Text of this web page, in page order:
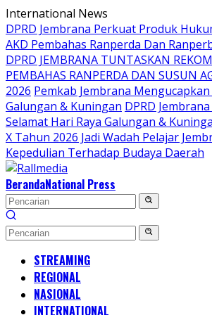
Langsung
ke
konten
International News
DPRD Jembrana Perkuat Produk
AKD Pembahas Ranperda Dan
DPRD JEMBRANA TUNTASKAN
PEMBAHAS RANPERDA DAN SUSUN
2026 Pemkab Jembrana
Galungan & Kuningan DPRD
Selamat Hari Raya Galungan &
X Tahun 2026 Jadi Wadah Pelajar
Kepedulian Terhadap Budaya Daerah
BerandaNational Press
STREAMING
REGIONAL
NASIONAL
INTERNATIONAL